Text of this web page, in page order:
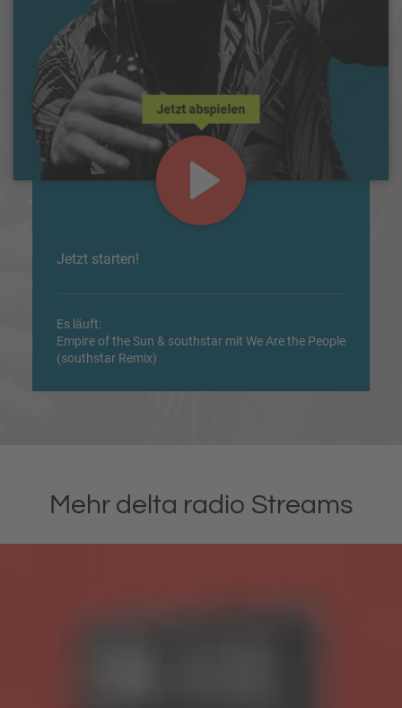
Jetzt abspielen
Jetzt starten!
Es läuft:
Empire of the Sun & southstar mit We Are the People
(southstar Remix)
Mehr delta radio Streams